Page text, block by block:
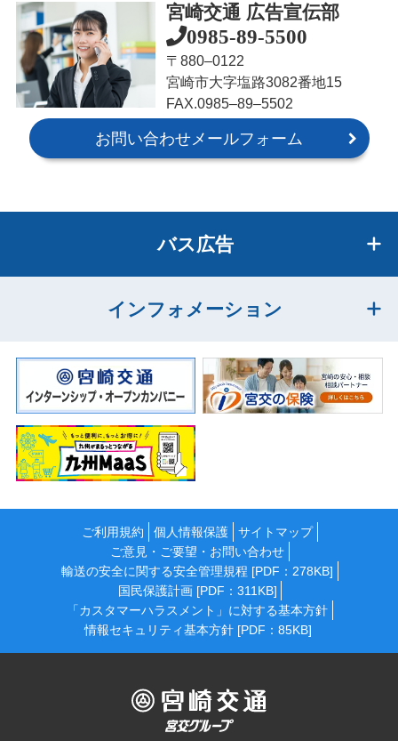
宮崎交通 広告宣伝部
0985-89-5500
〒880‒0122
宮崎市大字塩路3082番地15
FAX.0985‒89‒5502
お問い合わせメールフォーム
バス広告
インフォメーション
ご利用規約 個人情報保護
サイトマップ
ご意見・ご要望・お問い合わせ
輸送の安全に関する安全管理規程 [PDF：278KB]
国民保護計画 [PDF：311KB]
「カスタマーハラスメント」に対する基本方針
情報セキュリティ基本方針 [PDF：85KB]